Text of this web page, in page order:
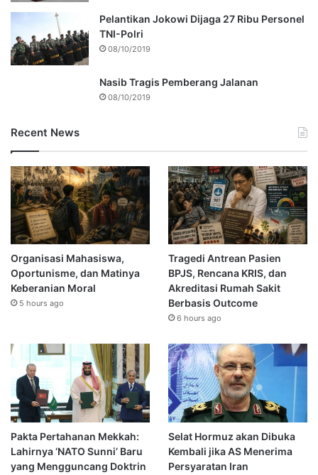
Pelantikan Jokowi Dijaga 27 Ribu Personel
TNI-Polri
08/10/2019
Nasib Tragis Pemberang Jalanan
08/10/2019
Recent News
Organisasi Mahasiswa,
Oportunisme, dan Matinya
Keberanian Moral
5 hours ago
Tragedi Antrean Pasien
BPJS, Rencana KRIS, dan
Akreditasi Rumah Sakit
Berbasis Outcome
6 hours ago
Pakta Pertahanan Mekkah:
Lahirnya ‘NATO Sunni’ Baru
yang Mengguncang Doktrin
Selat Hormuz akan Dibuka
Kembali jika AS Menerima
Persyaratan Iran